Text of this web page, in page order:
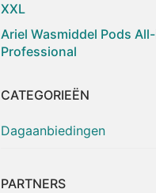
XXL
Ariel Wasmiddel Pods
Professional
CATEGORIEËN
Dagaanbiedingen
PARTNERS